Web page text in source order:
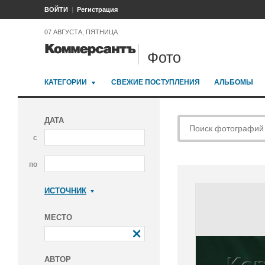
ВОЙТИ Регистрация
07 АВГУСТА, ПЯТНИЦА
Фото
КАТЕГОРИИ СВЕЖИЕ ПОСТУПЛЕНИЯ АЛЬБОМЫ
ДАТА
с
по
ИСТОЧНИК
МЕСТО
АВТОР